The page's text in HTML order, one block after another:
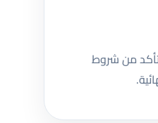
من شروط